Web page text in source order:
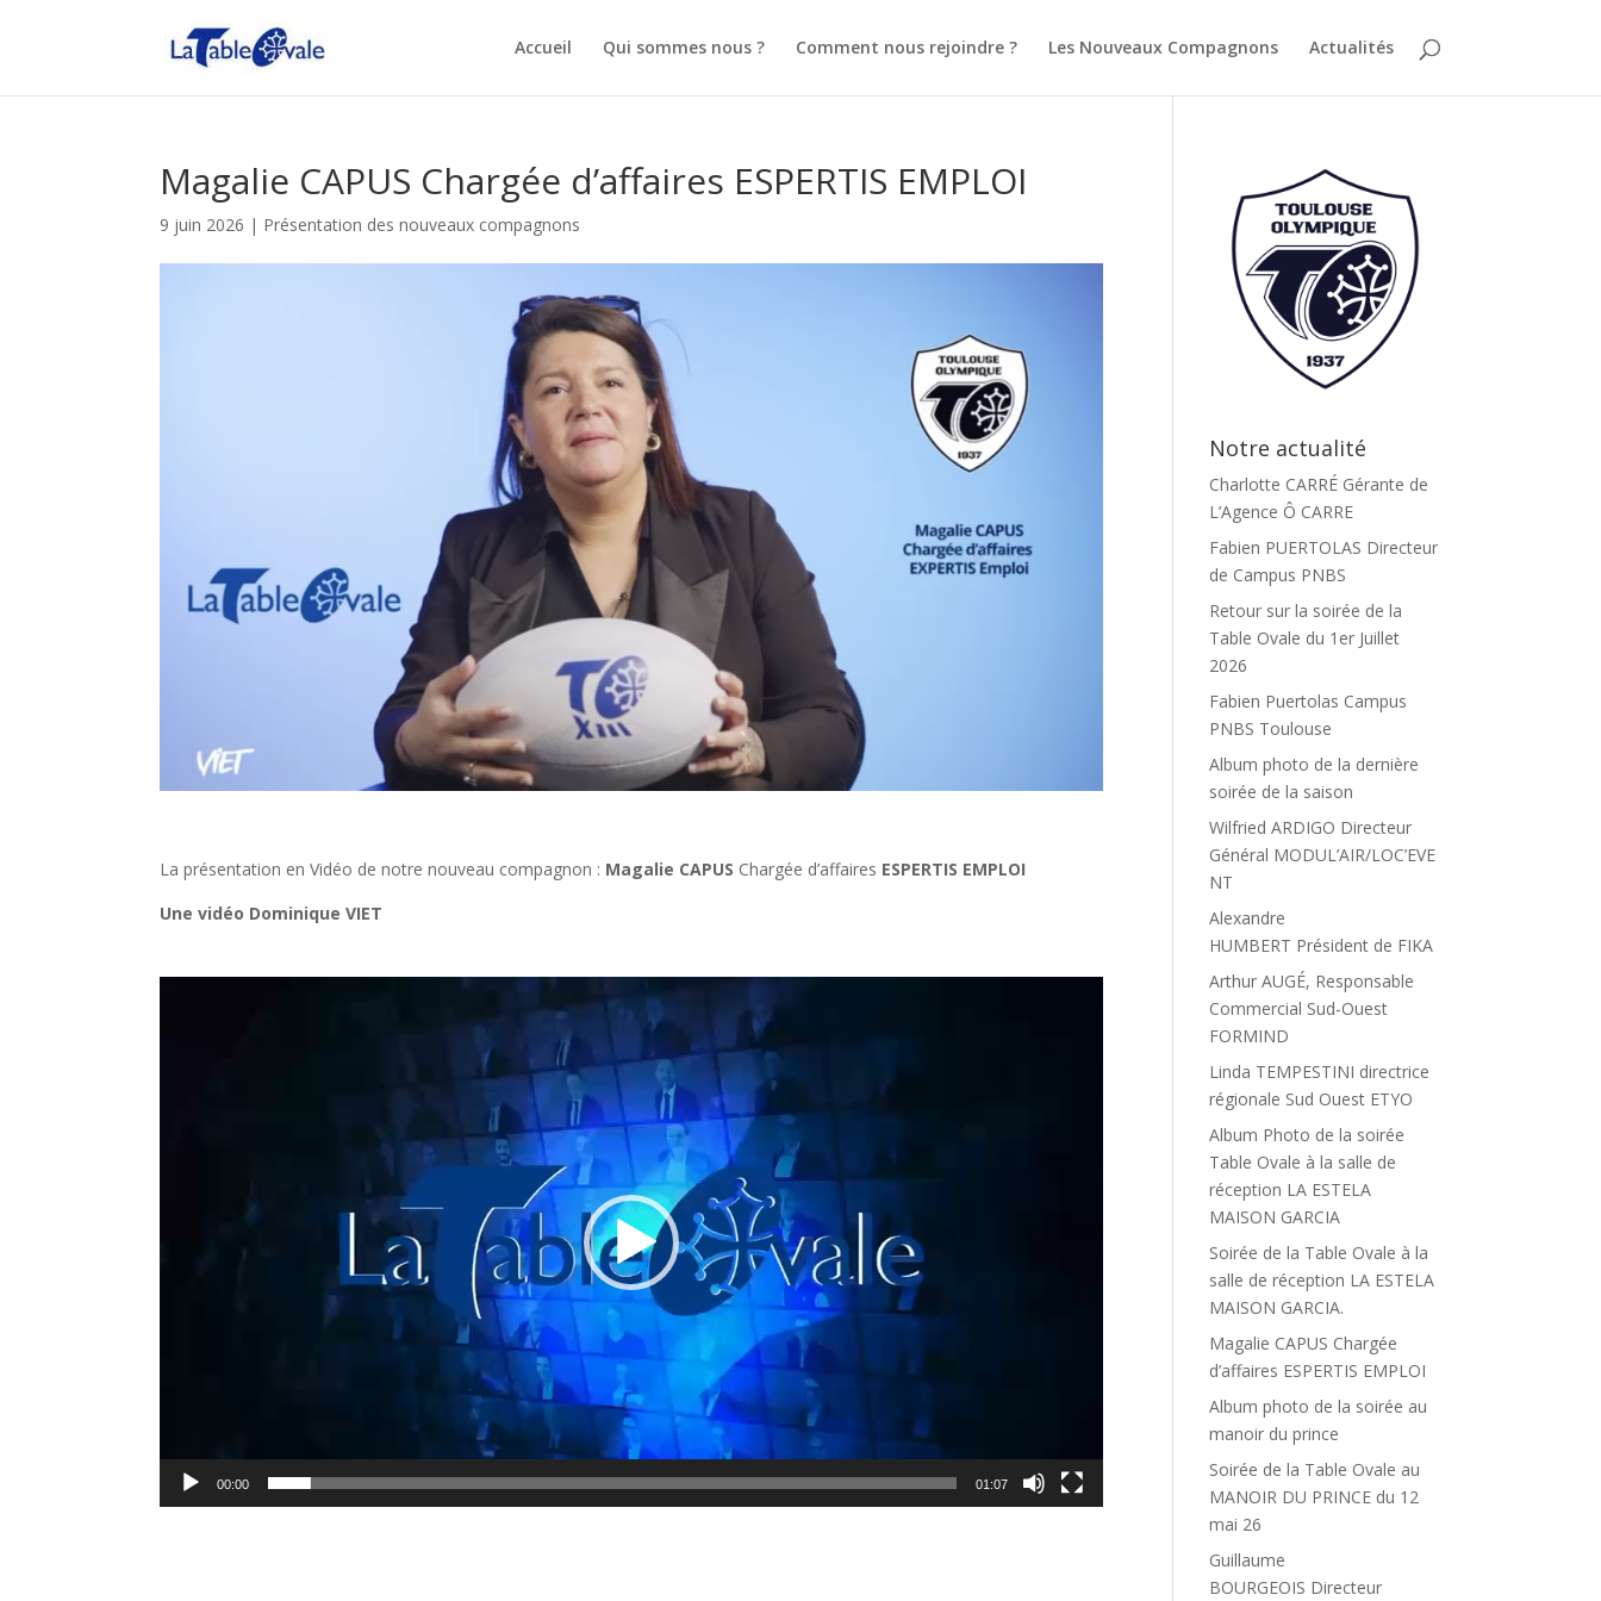
Accueil Qui sommes nous ? Comment nous rejoindre ? Les Nouveaux Compagnons Actualités
Magalie CAPUS Chargée d’affaires ESPERTIS EMPLOI
9 juin 2026 | Présentation des nouveaux compagnons
La présentation en Vidéo de notre nouveau compagnon : Magalie CAPUS Chargée d’affaires ESPERTIS EMPLOI
Une vidéo Dominique VIET
00:00 01:07
Notre actualité
Charlotte CARRÉ Gérante de
L’Agence Ô CARRE
Fabien PUERTOLAS Directeur
de Campus PNBS
Retour sur la soirée de la
Table Ovale du 1er Juillet
2026
Fabien Puertolas Campus
PNBS Toulouse
Album photo de la dernière
soirée de la saison
Wilfried ARDIGO Directeur
Général MODUL’AIR/LOC’EVE
NT
Alexandre
HUMBERT Président de FIKA
Arthur AUGÉ, Responsable
Commercial Sud-Ouest
FORMIND
Linda TEMPESTINI directrice
régionale Sud Ouest ETYO
Album Photo de la soirée
Table Ovale à la salle de
réception LA ESTELA
MAISON GARCIA
Soirée de la Table Ovale à la
salle de réception LA ESTELA
MAISON GARCIA.
Magalie CAPUS Chargée
d’affaires ESPERTIS EMPLOI
Album photo de la soirée au
manoir du prince
Soirée de la Table Ovale au
MANOIR DU PRINCE du 12
mai 26
Guillaume
BOURGEOIS Directeur